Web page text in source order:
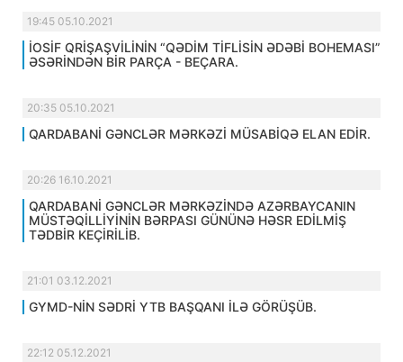
19:45 05.10.2021
İOSİF QRİŞAŞVİLİNİN “QƏDİM TİFLİSİN ƏDƏBİ BOHEMASI”
ƏSƏRİNDƏN BİR PARÇA - BEÇARA.
20:35 05.10.2021
QARDABANİ GƏNCLƏR MƏRKƏZİ MÜSABİQƏ ELAN EDİR.
20:26 16.10.2021
QARDABANİ GƏNCLƏR MƏRKƏZİNDƏ AZƏRBAYCANIN
MÜSTƏQİLLİYİNİN BƏRPASI GÜNÜNƏ HƏSR EDİLMİŞ
TƏDBİR KEÇİRİLİB.
21:01 03.12.2021
GYMD-NİN SƏDRİ YTB BAŞQANI İLƏ GÖRÜŞÜB.
22:12 05.12.2021